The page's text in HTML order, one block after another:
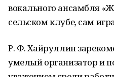
вокального ансамбля
сельском клубе, сам
Р. Ф. Хайруллин
умелый организатор и